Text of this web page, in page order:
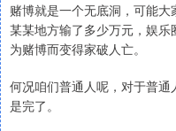
赌博就是一个无底洞，可能
某某地方输了多少万元，娱
为赌博而变得家破人亡。
何况咱们普通人呢，对于普
是完了。